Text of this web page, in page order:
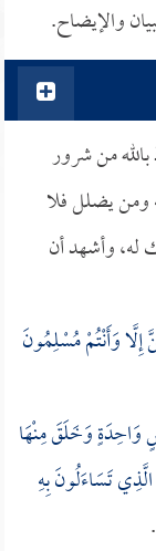
والإيضاح.
من شرور
ومن يضلل فلا
له، وأشهد أن
إِلَّا وَأَنْتُمْ مُسْلِمُونَ
وَاحِدَةٍ وَخَلَقَ مِنْهَا
تَسَاءَلُونَ بِهِ